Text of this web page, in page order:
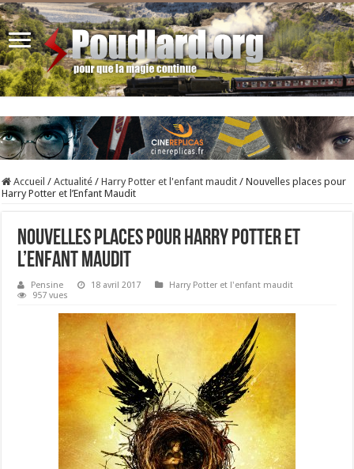
Accueil / Actualité / Harry Potter et l'enfant maudit / Nouvelles places pour
Harry Potter et l’Enfant Maudit
Nouvelles places pour Harry Potter et
l’Enfant Maudit
Pensine 18 avril 2017
Harry Potter et l'enfant maudit
957 vues